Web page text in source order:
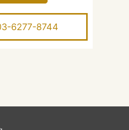
6277-8744